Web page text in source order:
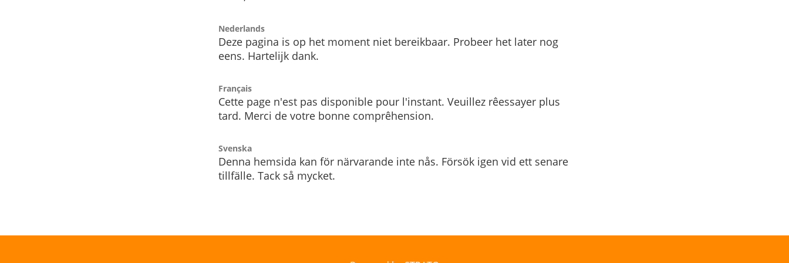
Nederlands
Deze pagina is op het moment niet bereikbaar. Probeer het later nog
eens. Hartelijk dank.
Français
Cette page n'est pas disponible pour l'instant. Veuillez rêessayer plus
tard. Merci de votre bonne comprêhension.
Svenska
Denna hemsida kan för närvarande inte nås. Försök igen vid ett senare
tillfälle. Tack så mycket.